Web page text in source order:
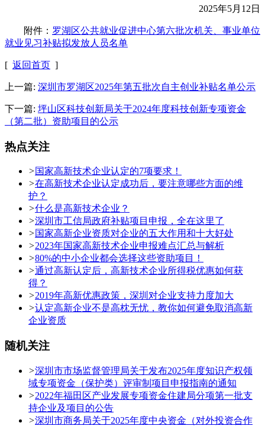
2025年5月12日
附件： 罗湖区公共就业促进中心第六批次机关、事业单位
就业见习补贴拟发放人员名单
[ 返回首页 ]
上一篇: 深圳市罗湖区2025年第五批次自主创业补贴名单公示
下一篇: 坪山区科技创新局关于2024年度科技创新专项资金
（第二批）资助项目的公示
热点关注
>国家高新技术企业认定的7项要求！
>在高新技术企业认定成功后，要注意哪些方面的维
护？
>什么是高新技术企业？
>深圳市工信局政府补贴项目申报，全在这里了
>国家高新企业资质对企业的五大作用和十大好处
>2023年国家高新技术企业申报难点汇总与解析
>80%的中小企业都会选择这些资助项目！
>通过高新认定后，高新技术企业所得税优惠如何获
得？
>2019年高新优惠政策，深圳对企业支持力度加大
>认定高新企业不是高枕无忧，教你如何避免取消高新
企业资质
随机关注
>深圳市市场监督管理局关于发布2025年度知识产权领
域专项资金（保护类）评审制项目申报指南的通知
>2022年福田区产业发展专项资金住建局分项第一批支
持企业及项目的公告
>深圳市商务局关于2025年度中央资金（对外投资合作